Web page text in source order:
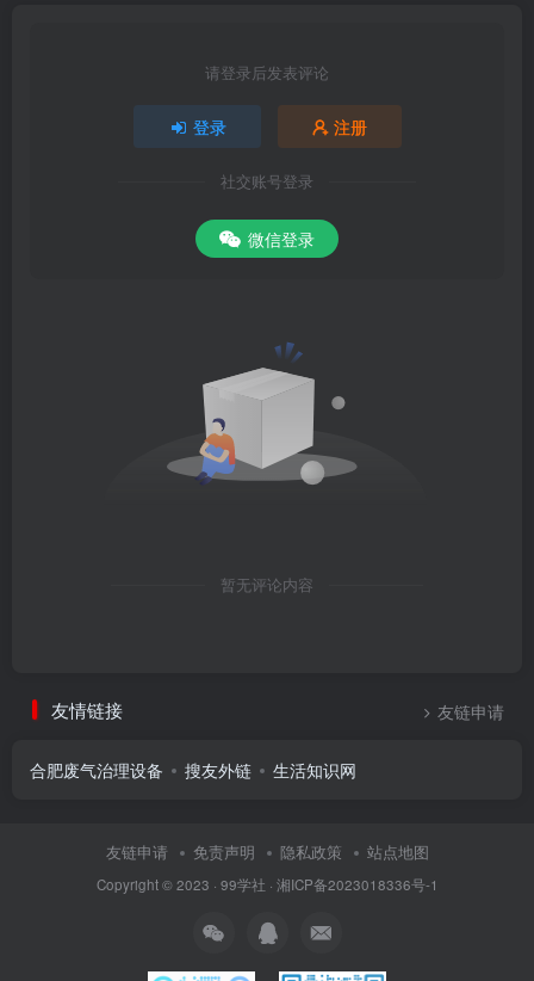
请登录后发表评论
登录 注册
社交账号登录
微信登录
暂无评论内容
友情链接 友链申请
合肥废气治理设备 搜友外链 生活知识网
友链申请 免责声明 隐私政策 站点地图
Copyright © 2023 · 99学社 · 湘ICP备2023018336号-1